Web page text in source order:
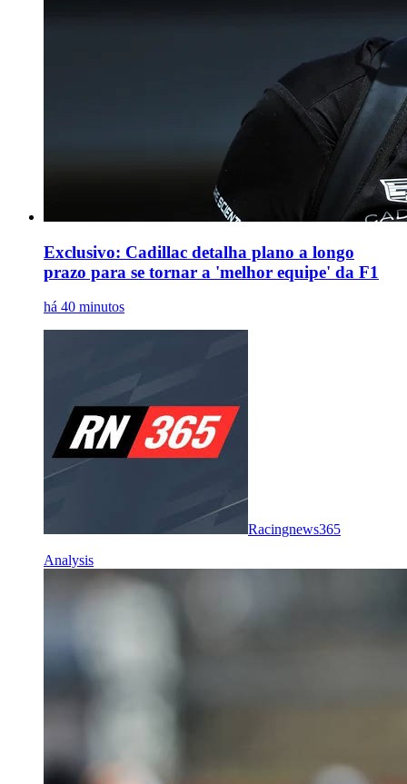
Exclusivo: Cadillac detalha plano a longo
prazo para se tornar a 'melhor equipe' da F1
há 40 minutos
Racingnews365
Analysis